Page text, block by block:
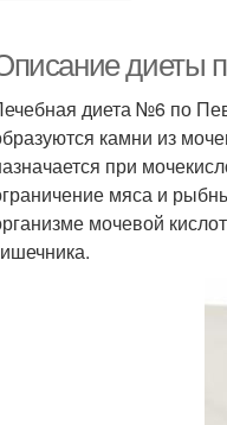
диеты
диета №6 по
камни из
при
мяса и
мочевой